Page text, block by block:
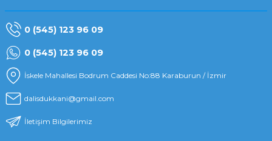
0 (545) 123 96 09
0 (545) 123 96 09
İskele Mahallesi Bodrum Caddesi No:88 Karaburun / İzmir
dalisdukkani@gmail.com
İletişim Bilgilerimiz